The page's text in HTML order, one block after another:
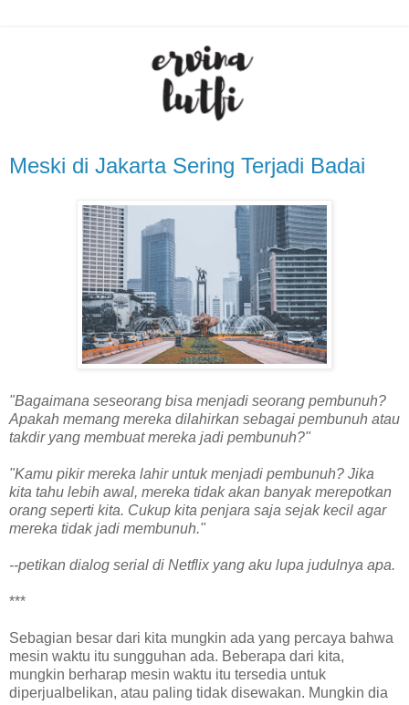
Meski di Jakarta Sering Terjadi Badai
"Bagaimana seseorang bisa menjadi seorang pembunuh?
Apakah memang mereka dilahirkan sebagai pembunuh atau
takdir yang membuat mereka jadi pembunuh?"
"Kamu pikir mereka lahir untuk menjadi pembunuh? Jika
kita tahu lebih awal, mereka tidak akan banyak merepotkan
orang seperti kita. Cukup kita penjara saja sejak kecil agar
mereka tidak jadi membunuh."
--petikan dialog serial di Netflix yang aku lupa judulnya apa.
***
Sebagian besar dari kita mungkin ada yang percaya bahwa
mesin waktu itu sungguhan ada. Beberapa dari kita,
mungkin berharap mesin waktu itu tersedia untuk
diperjualbelikan, atau paling tidak disewakan. Mungkin dia